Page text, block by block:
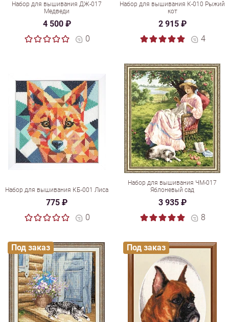
Набор для вышивания ДЖ-017
Медведи
4 500 ₽
0
Набор для вышивания К-010 Рыжий
кот
2 915 ₽
4
Набор для вышивания КБ-001 Лиса
775 ₽
0
Набор для вышивания ЧМ-017
Яблоневый сад
3 935 ₽
8
Под заказ Под заказ